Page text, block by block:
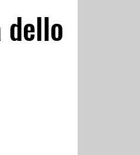
dello